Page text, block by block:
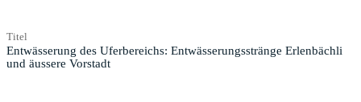
Titel
Entwässerung des Uferbereichs: Entwässerungsstränge Erlenbächli
und äussere Vorstadt